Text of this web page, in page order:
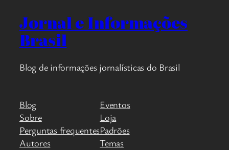
Jornal e Informações
Brasil
Blog de informações jornalísticas do Brasil
Blog
Sobre
Perguntas frequentes
Autores
Eventos
Loja
Padrões
Temas